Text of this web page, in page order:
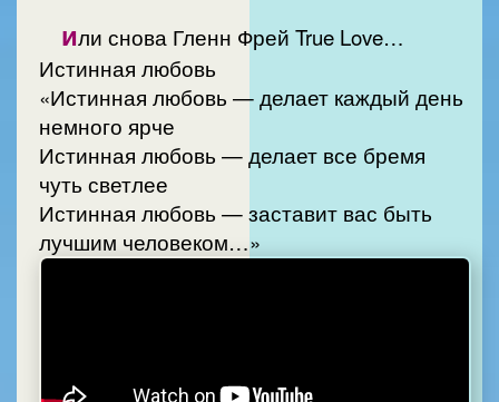
или снова Гленн Фрей True Love…
Истинная любовь
«Истинная любовь — делает каждый день
немного ярче
Истинная любовь — делает все бремя
чуть светлее
Истинная любовь — заставит вас быть
лучшим человеком…»